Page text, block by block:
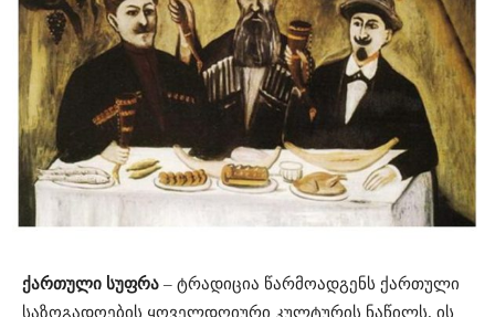
ქართული სუფრა – ტრადიცია წარმოადგენს ქართული
საზოგადოების ყოველდღიური კულტურის ნაწილს. ის